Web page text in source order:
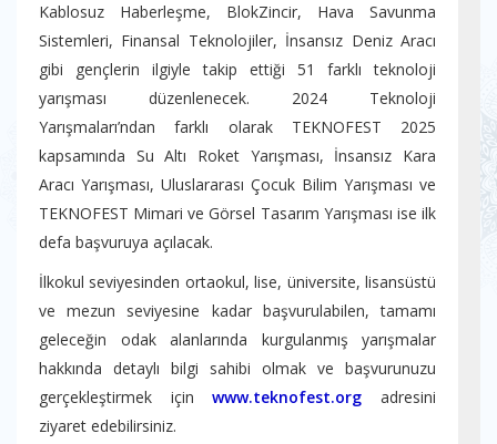
Kablosuz Haberleşme, BlokZincir, Hava Savunma
Sistemleri, Finansal Teknolojiler, İnsansız Deniz Aracı
gibi gençlerin ilgiyle takip ettiği 51 farklı teknoloji
yarışması düzenlenecek. 2024 Teknoloji
Yarışmaları’ndan farklı olarak TEKNOFEST 2025
kapsamında Su Altı Roket Yarışması, İnsansız Kara
Aracı Yarışması, Uluslararası Çocuk Bilim Yarışması ve
TEKNOFEST Mimari ve Görsel Tasarım Yarışması ise ilk
defa başvuruya açılacak.
İlkokul seviyesinden ortaokul, lise, üniversite, lisansüstü
ve mezun seviyesine kadar başvurulabilen, tamamı
geleceğin odak alanlarında kurgulanmış yarışmalar
hakkında detaylı bilgi sahibi olmak ve başvurunuzu
gerçekleştirmek içinwww.teknofest.org adresini
ziyaret edebilirsiniz.